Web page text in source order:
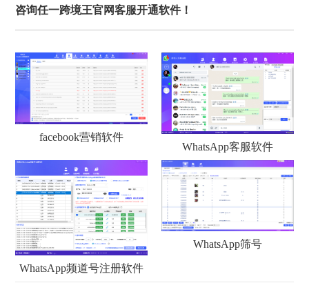
咨询任一跨境王官网客服开通软件！
facebook营销软件
WhatsApp客服软件
WhatsApp频道号注册软件
WhatsApp筛号